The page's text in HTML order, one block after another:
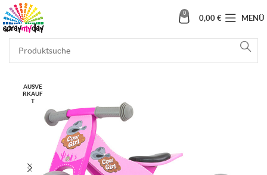
0
0,00 € MENÜ
AUSVE
RKAUF
T